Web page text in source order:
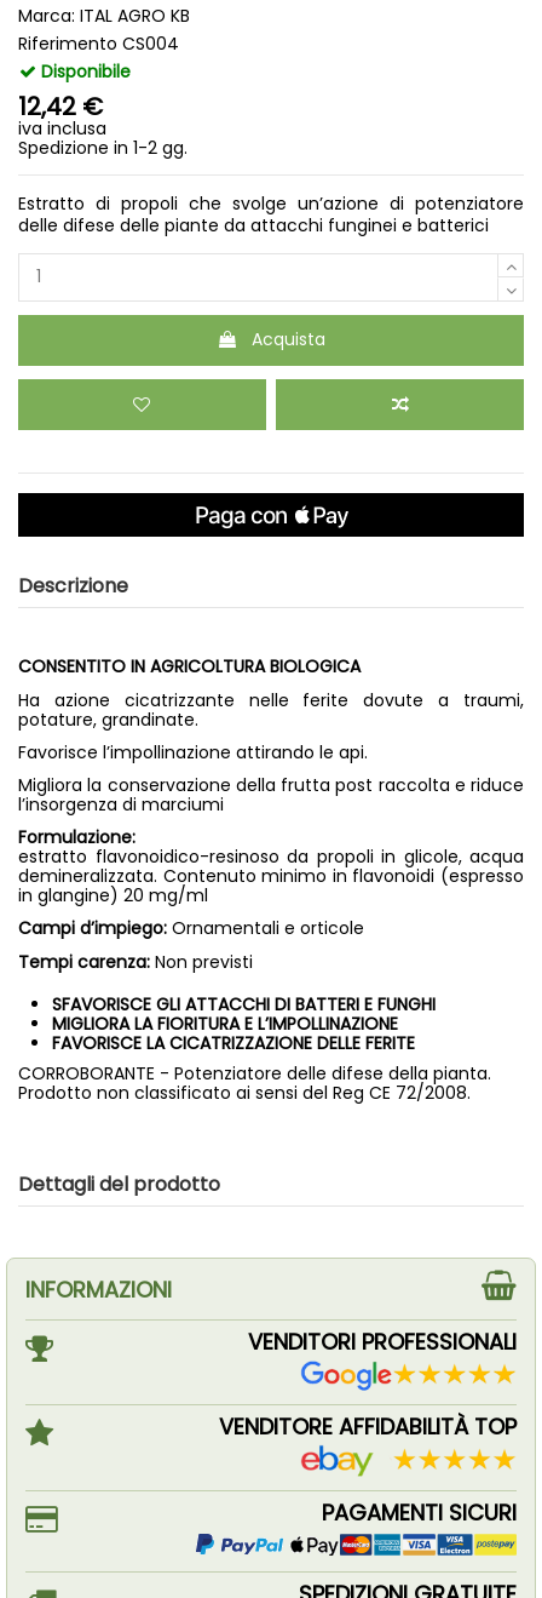
Marca: ITAL AGRO KB
Riferimento CS004
Disponibile
12,42 €
iva inclusa
Spedizione in 1-2 gg.
Estratto di propoli che svolge un’azione di potenziatore
delle difese delle piante da attacchi funginei e batterici
Acquista
Descrizione
CONSENTITO IN AGRICOLTURA BIOLOGICA
Ha azione cicatrizzante nelle ferite dovute a traumi,
potature, grandinate.
Favorisce l’impollinazione attirando le api.
Migliora la conservazione della frutta post raccolta e riduce
l’insorgenza di marciumi
Formulazione:
estratto flavonoidico-resinoso da propoli in glicole, acqua
demineralizzata. Contenuto minimo in flavonoidi (espresso
in glangine) 20 mg/ml
Campi d’impiego: Ornamentali e orticole
Tempi carenza: Non previsti
SFAVORISCE GLI ATTACCHI DI BATTERI E FUNGHI
MIGLIORA LA FIORITURA E L’IMPOLLINAZIONE
FAVORISCE LA CICATRIZZAZIONE DELLE FERITE
CORROBORANTE - Potenziatore delle difese della pianta.
Prodotto non classificato ai sensi del Reg CE 72/2008.
Dettagli del prodotto
INFORMAZIONI
VENDITORI PROFESSIONALI
VENDITORE AFFIDABILITÀ TOP
PAGAMENTI SICURI